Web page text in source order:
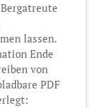
lassen.
Ende
von
PDF